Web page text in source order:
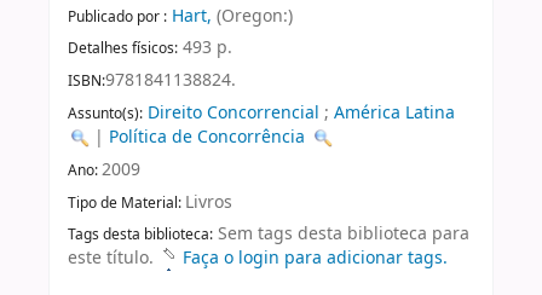
Publicado por : Hart, (Oregon:)
Detalhes físicos: 493 p.
ISBN:9781841138824.
Assunto(s): Direito Concorrencial ; América Latina
| Política de Concorrência
Ano:2009
Tipo de Material: Livros
Tags desta biblioteca: Sem tags desta biblioteca para
este título.
Faça o login para adicionar tags.